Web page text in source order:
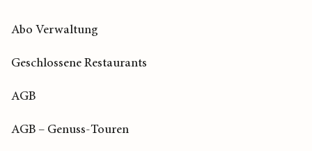
Abo Verwaltung
Geschlossene Restaurants
AGB
AGB – Genuss-Touren